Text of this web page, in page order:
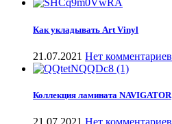
Как укладывать Art Vinyl
21.07.2021 Нет комментариев
Коллекция ламината NAVIGATOR